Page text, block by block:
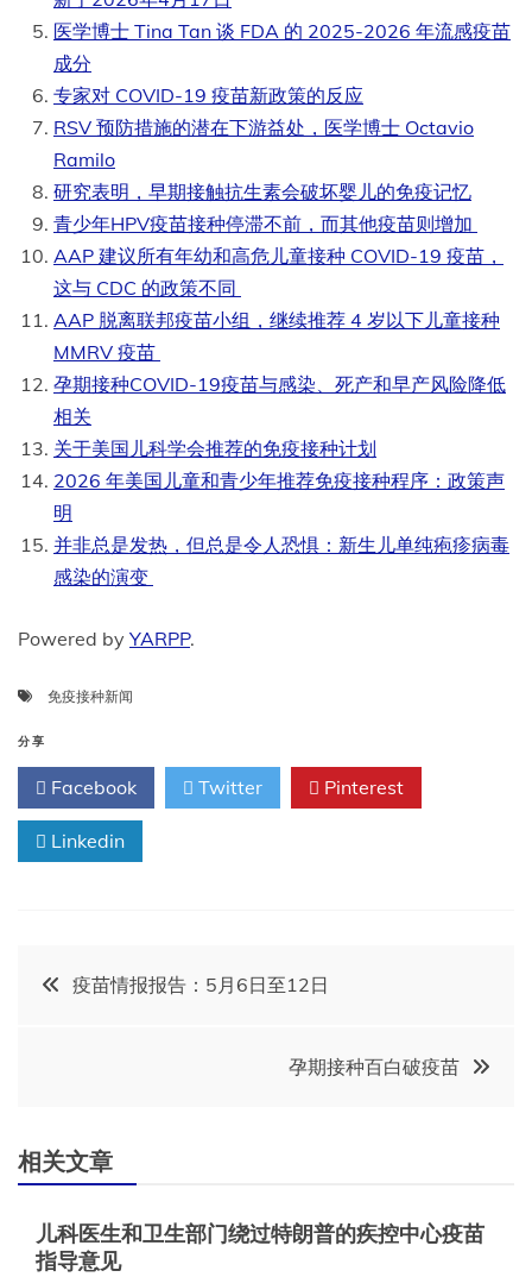
医学博士 Tina Tan 谈 FDA 的 2025-2026 年流感疫苗
成分
专家对 COVID-19 疫苗新政策的反应
RSV 预防措施的潜在下游益处，医学博士 Octavio
Ramilo
研究表明，早期接触抗生素会破坏婴儿的免疫记忆
青少年HPV疫苗接种停滞不前，而其他疫苗则增加
AAP 建议所有年幼和高危儿童接种 COVID-19 疫苗，
这与 CDC 的政策不同
AAP 脱离联邦疫苗小组，继续推荐 4 岁以下儿童接种
MMRV 疫苗
孕期接种COVID-19疫苗与感染、死产和早产风险降低
相关
关于美国儿科学会推荐的免疫接种计划
2026 年美国儿童和青少年推荐免疫接种程序：政策声
明
并非总是发热，但总是令人恐惧：新生儿单纯疱疹病毒
感染的演变
Powered by YARPP.
免疫接种新闻
分享
Facebook Twitter Pinterest
Linkedin
文
航
疫苗情报报告：5月6日至12日
孕期接种百白破疫苗
相关文章
儿科医生和卫生部门绕过特朗普的疾控中心疫苗
指导意见